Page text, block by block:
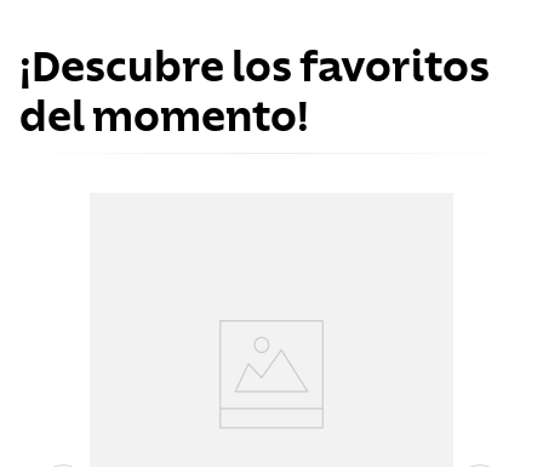
¡Descubre los favoritos
del momento!